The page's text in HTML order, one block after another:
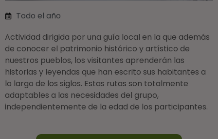
Todo el año
Actividad dirigida por una guía local en la que además
de conocer el patrimonio histórico y artístico de
nuestros pueblos, los visitantes aprenderán las
historias y leyendas que han escrito sus habitantes a
lo largo de los siglos. Estas rutas son totalmente
adaptables a las necesidades del grupo,
independientemente de la edad de los participantes.